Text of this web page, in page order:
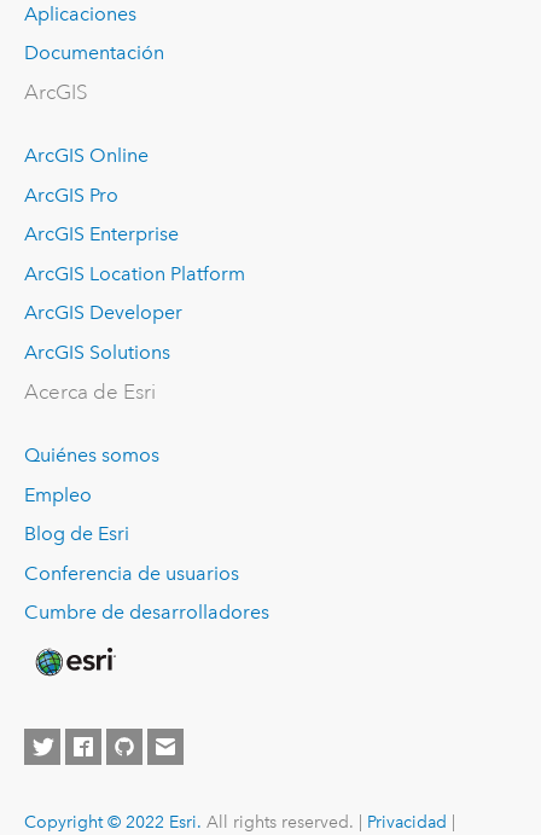
Aplicaciones
Documentación
ArcGIS
ArcGIS Online
ArcGIS Pro
ArcGIS Enterprise
ArcGIS Location Platform
ArcGIS Developer
ArcGIS Solutions
Acerca de Esri
Quiénes somos
Empleo
Blog de Esri
Conferencia de usuarios
Cumbre de desarrolladores
Copyright © 2022 Esri. All rights reserved. | Privacidad